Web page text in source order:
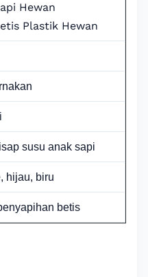
Hewan
Plastik Hewan
susu anak sapi
hijau, biru
betis